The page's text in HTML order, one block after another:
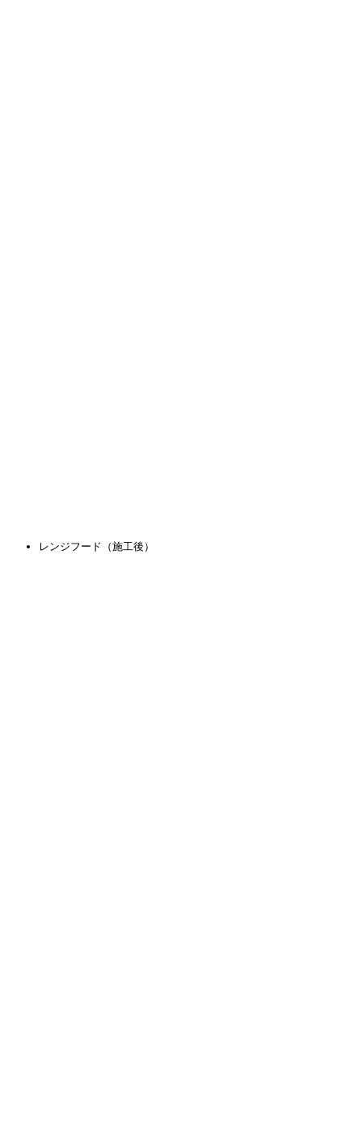
レンジフード（施工後）